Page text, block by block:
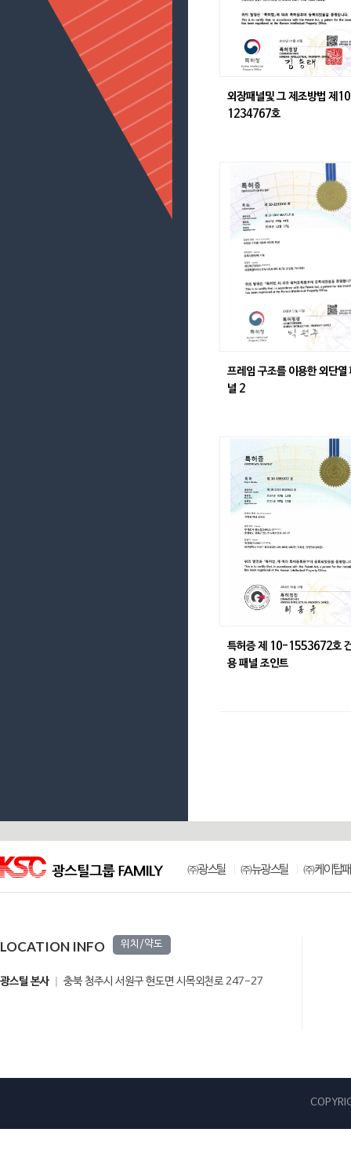
외장패널및 그 제조방법 제
1234767호
프레임 구조를 이용한 외단열
널 2
특허증 제 10-1553672호
용 패널 조인트
㈜광스틸 ㈜뉴광스틸 ㈜케이탑
LOCATION INFO 위치/약도
광스틸 본사 충북 청주시 서원구 현도면 시목외천로 247-27